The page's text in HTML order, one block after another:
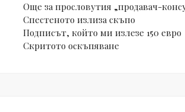
Още за прословутия „продавач-
Спестеното излиза скъпо
Подписът, който ми излезе 150 евро
Скритото оскъпяване